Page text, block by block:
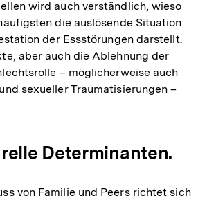
wird auch verständlich, wieso
die auslösende Situation
der Essstörungen darstellt.
aber auch die Ablehnung der
– möglicherweise auch
sexueller Traumatisierungen –
Determinanten.
von Familie und Peers richtet sich